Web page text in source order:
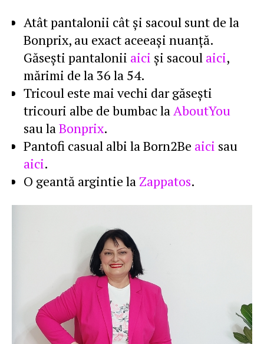
Atât pantalonii cât şi sacoul sunt de la
Bonprix, au exact aceeaşi nuanţă.
Găseşti pantalonii aici şi sacoul aici,
mărimi de la 36 la 54.
Tricoul este mai vechi dar găseşti
tricouri albe de bumbac laAboutYou
sau laBonprix.
Pantofi casual albi la Born2Be aici sau
aici.
O geantă argintie la Zappatos.